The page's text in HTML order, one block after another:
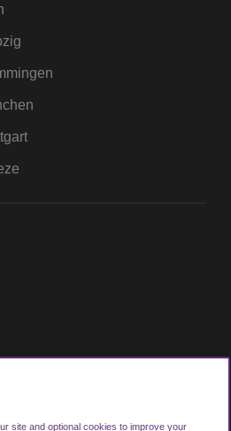
site and optional cookies to improve your